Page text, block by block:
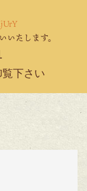
たします。
覧下さい